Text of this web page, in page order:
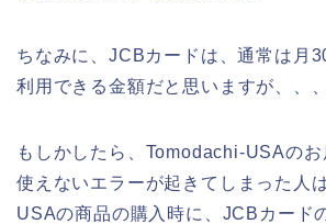
ちなみに、JCBカードは、通常は月
利用できる金額だと思いますが、、、
もしかしたら、Tomodachi-USAの
使えないエラーが起きてしまった人
USAの商品の購入時に、JCBカード